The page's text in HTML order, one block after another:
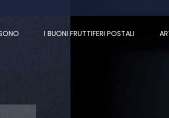
I BUONI FRUTTIFERI POSTALI